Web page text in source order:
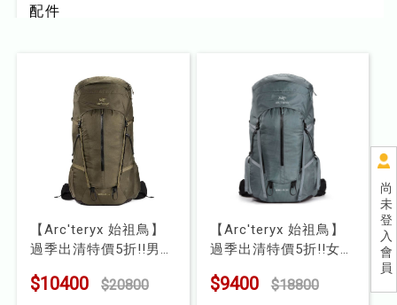
尚
未
登
入
會
員
配件
睡眠系統
器材裝備
兒童
【Arc'teryx 始祖鳥】
過季出清特價5折!!男款
型號 : X000006988
$10400 $20800
【Arc'teryx 始祖鳥】
過季出清特價5折!!女款
型號 : X000006958
$9400 $18800